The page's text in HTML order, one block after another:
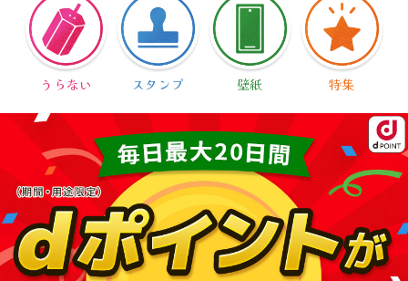
うらない スタンプ 壁紙 特集